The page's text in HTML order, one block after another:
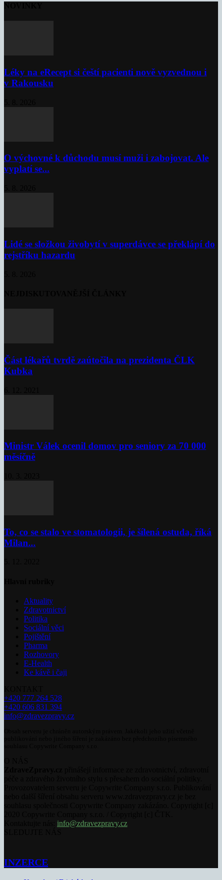
Léky na eRecept si čeští pacienti nově vyzvednou i
v Rakousku
O výchovné k důchodu musí muži i zabojovat. Ale
vyplatí se...
Lidé se složkou živobytí v superdávce se překlápí do
rejstříku hazardu
Část lékařů tvrdě zaútočila na prezidenta ČLK
Kubka
Ministr Válek ocenil domov pro seniory za 70 000
měsíčně
To, co se stalo ve stomatologii, je šílená ostuda, říká
Milan...
Aktuality
Zdravotnictví
Politika
Sociální věci
Pojištění
Pharma
Rozhovory
E-Health
Ke kávě i čaji
+420 777 264 528
+420 606 831 394
info@zdravezpravy.cz
info@zdravezpravy.cz
INZERCE